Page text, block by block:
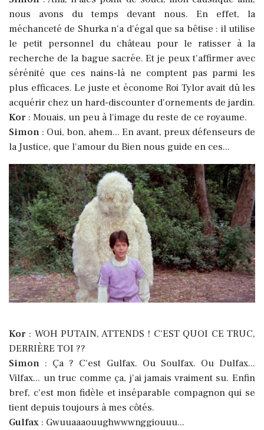
nous avons du temps devant nous. En effet, la
méchanceté de Shurka n'a d'égal que sa bêtise : il utilise
le petit personnel du château pour le ratisser à la
recherche de la bague sacrée. Et je peux t'affirmer avec
sérénité que ces nains-là ne comptent pas parmi les
plus efficaces. Le juste et économe Roi Tylor avait dû les
acquérir chez un hard-discounter d'ornements de jardin.
Kor : Mouais, un peu à l'image du reste de ce royaume.
Simon : Oui, bon, ahem... En avant, preux défenseurs de
la Justice, que l'amour du Bien nous guide en ces...
Kor : WOH PUTAIN, ATTENDS ! C'EST QUOI CE TRUC,
DERRIÈRE TOI ??
Simon : Ça ? C'est Gulfax. Ou Soulfax. Ou Dulfax...
Vilfax... un truc comme ça, j'ai jamais vraiment su. Enfin
bref, c'est mon fidèle et inséparable compagnon qui se
tient depuis toujours à mes côtés.
Gulfax : Gwuuaaaouughwwwnggiouuu...